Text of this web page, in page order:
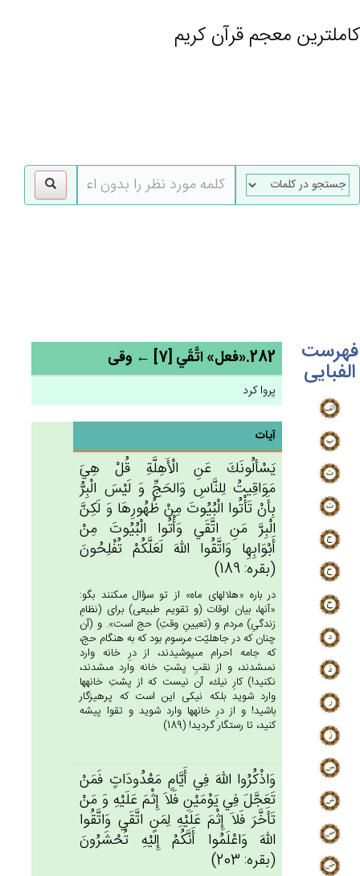
کاملترین معجم قرآن کریم
فهرست
الفبایی 282.«فعل» اتَّقَي‌ [7] ← وقی
پروا کرد
آیات
يَسْألُونَك‌َ عَن‌ِ الْأَهِلَّة‌ِ قُل‌ْ هِي‌َ
مَوَاقِيت‌ُ لِلنَّاس‌ِ وَالحَج‌ِّ وَ لَيْس‌َ الْبِرُّ
بِأَنْ‌ تَأْتُوا الْبُيُوت‌َ مِن‌ْ ظُهُورِهَا وَ لَكِنَّ‌
الْبِرَّ مَن‌ِ اتَّقَي‌ وَأْتُوا الْبُيُوت‌َ مِنْ‌
أَبْوَابِهِا وَاتَّقُوا الله‌َ لَعَلَّكُم‌ْ تُفْلِحُون‌َ
(بقره: 189)
در باره «هلالهاى ماه» از تو سؤال مى‏كنند بگو:
«آنها، بيان اوقات (و تقويم طبيعى) براى (نظامِ
زندگىِ) مردم و (تعيينِ وقتِ) حج است». و (آن
چنان كه در جاهليّت مرسوم بود كه به هنگام حج،
كه جامه احرام مى‏پوشيدند، از درِ خانه وارد
نمى‏شدند، و از نقبِ پشتِ خانه وارد مى‏شدند،
نكنيد!) كارِ نيك، آن نيست كه از پشتِ خانه‏ها
وارد شويد بلكه نيكى اين است كه پرهيزگار
باشيد! و از درِ خانه‏ها وارد شويد و تقوا پيشه
كنيد، تا رستگار گرديد! (189)
وَاذْكُرُوا الله‌َ فِي‌ أَيَّام‌ٍ مَعْدُودَات‌ٍ فَمَنْ‌
تَعَجَّل‌َ فِي‌ يَوْمَيْن‌ِ فَلاَ إِثْم‌َ عَلَيْه‌ِ وَ مَنْ‌
تَأَخَّرَ فَلاَ إِثْم‌َ عَلَيْه‌ِ لِمَن‌ِ اتَّقَي‌ وَاتَّقُوا
الله‌َ وَاعْلَمُوا أَنَّكُم‌ْ إِلَيْه‌ِ تُحْشَرُون‌َ
(بقره: 203)